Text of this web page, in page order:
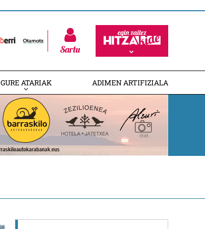
Sartu
GURE ATARIAK ADIMEN ARTIFIZIALA